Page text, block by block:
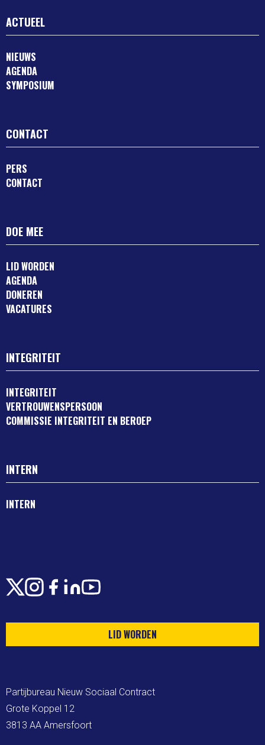
ACTUEEL
NIEUWS
AGENDA
SYMPOSIUM
CONTACT
PERS
CONTACT
DOE MEE
LID WORDEN
AGENDA
DONEREN
VACATURES
INTEGRITEIT
INTEGRITEIT
VERTROUWENSPERSOON
COMMISSIE INTEGRITEIT EN BEROEP
INTERN
INTERN
X Instagram
Facebook
LinkedIn
Youtube
LID WORDEN
Partijbureau Nieuw Sociaal Contract
Grote Koppel 12
3813 AA Amersfoort